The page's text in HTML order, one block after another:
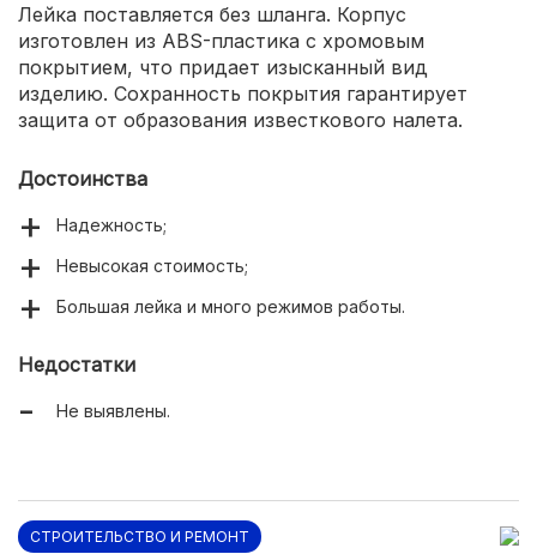
Лейка поставляется без шланга. Корпус
изготовлен из ABS-пластика с хромовым
покрытием, что придает изысканный вид
изделию. Сохранность покрытия гарантирует
защита от образования известкового налета.
Достоинства
Надежность;
Невысокая стоимость;
Большая лейка и много режимов работы.
Недостатки
Не выявлены.
СТРОИТЕЛЬСТВО И РЕМОНТ